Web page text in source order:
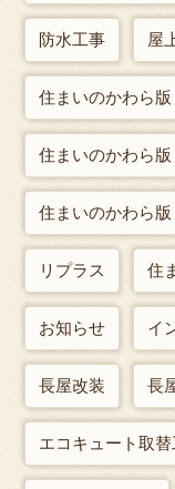
防水工事 屋
住まいのかわら
住まいのかわら
住まいのかわら版
リプラス 住
お知らせ イ
長屋改装 長
エコキュート取